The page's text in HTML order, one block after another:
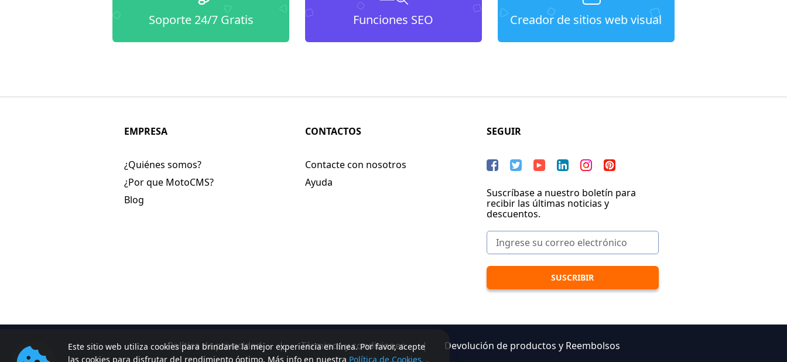
Soporte 24/7 Gratis Funciones SEO Creador de sitios web visual
Este sitio web utiliza cookies para brindarle la mejor experiencia en línea. Por favor, acepte
las cookies para disfrutar del rendimiento óptimo. Más info en nuestra Política de Cookies
EMPRESA
¿Quiénes somos?
¿Por que MotoCMS?
Blog
CONTACTOS
Contacte con nosotros
Ayuda
SEGUIR
Suscríbase a nuestro boletín para
recibir las últimas noticias y
descuentos.
Política de privacidad | Términos y condiciones |
Devolución de productos y Reembolsos